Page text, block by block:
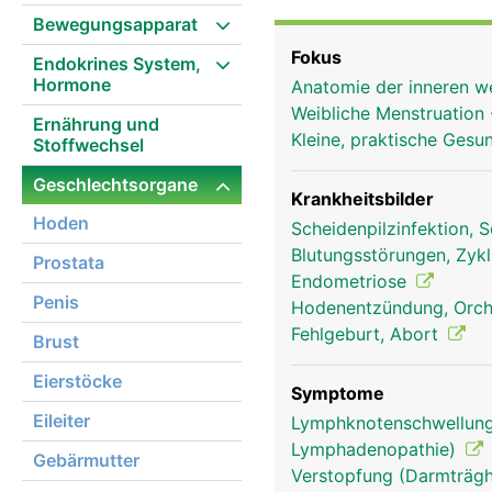
Bewegungsapparat
Endokrines System,
Hormone
Ernährung und
Stoffwechsel
Geschlechtsorgane
Hoden
Prostata
Penis
Brust
Eierstöcke
Eileiter
Gebärmutter
Geschlechtsorgane
Befriedigung der
Fokus
Anatomie der inneren
Weibliche
Kleine, praktische
Krankheitsbilder
Scheidenpilzinfektion,
Blutungsstörungen,
Endometriose
Hodenentzündung,
Fehlgeburt, Abort
Symptome
Lymphadenopathie)
Verstopfung